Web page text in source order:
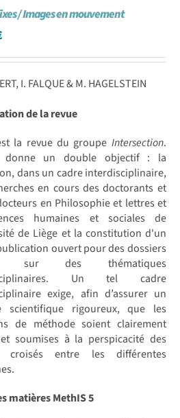
/ Images en mouvement
I. FALQUE & M. HAGELSTEIN
de la revue
la revue du groupe Intersection.
donne un double objectif : la
dans un cadre interdisciplinaire,
en cours des doctorants et
en Philosophie et lettres et
humaines et sociales de
de Liège et la constitution d'un
ouvert pour des dossiers
sur des thématiques
Un tel cadre
exige, afin d’assurer un
scientifique rigoureux, que les
de méthode soient clairement
soumises à la perspicacité des
croisés entre les différentes
matières MethIS 5